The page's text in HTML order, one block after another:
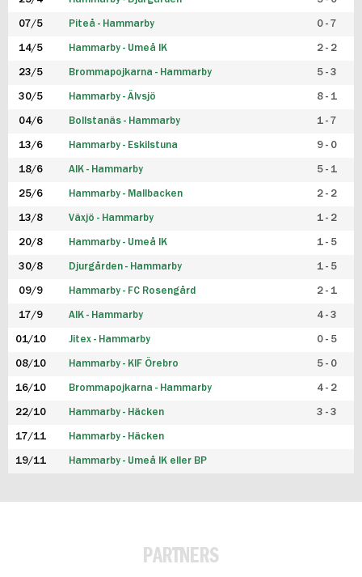
07/5 Piteå - Hammarby 0 - 7
14/5 Hammarby - Umeå IK 2 - 2
23/5 Brommapojkarna - Hammarby 5 - 3
30/5 Hammarby - Älvsjö 8 - 1
04/6 Bollstanäs - Hammarby 1 - 7
13/6 Hammarby - Eskilstuna 9 - 0
18/6 AIK - Hammarby 5 - 1
25/6 Hammarby - Mallbacken 2 - 2
13/8 Växjö - Hammarby 1 - 2
20/8 Hammarby - Umeå IK 1 - 5
30/8 Djurgården - Hammarby 1 - 5
09/9 Hammarby - FC Rosengård 2 - 1
17/9 AIK - Hammarby 4 - 3
01/10 Jitex - Hammarby 0 - 5
08/10 Hammarby - KIF Örebro 5 - 0
16/10 Brommapojkarna - Hammarby 4 - 2
22/10 Hammarby - Häcken 3 - 3
17/11 Hammarby - Häcken
19/11 Hammarby - Umeå IK eller BP
PARTNERS